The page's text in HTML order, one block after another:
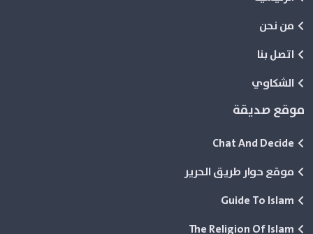
من نحن
اتصل بنا
الشكاوي
موقع صديقة
Chat And Decide
موقع حوار طريق الحرير
Guide To Islam
The Religion Of Islam